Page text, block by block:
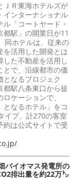
Ｒ東海ホテルズが
インターナショナル
「コートヤード・
駅」の開業日が11
同ホテルは、従来の
を活用した開発とは
した不動産を活用し
とで、沿線都市の価
となるプロジェク
都駅八条東口から徒
ケーションで、
となるホテル」をコ
イプ、計270の客室
約は公式サイトで受
イオマス発電所の
排出量を約22万㌧